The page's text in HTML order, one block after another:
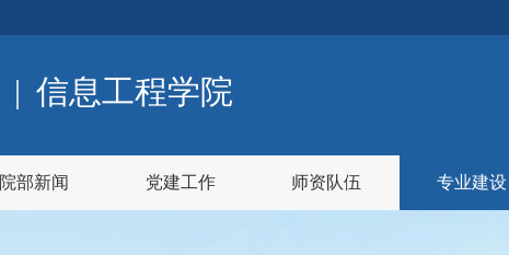
| 信息工程学院
院部新闻 党建工作 师资队伍 专业建设